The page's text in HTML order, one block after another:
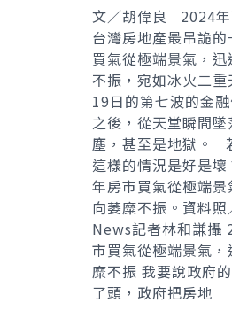
文／胡偉良 2024年
台灣房地產最吊詭的
買氣從極端景氣，
不振，宛如冰火二重
19日的第七波的金
之後，從天堂瞬間墜
塵，甚至是地獄。
這樣的情況是好是
年房市買氣從極端景
向萎糜不振。資料
News記者林和謙攝
市買氣從極端景氣，
糜不振 我要說政府
了頭，政府把房地